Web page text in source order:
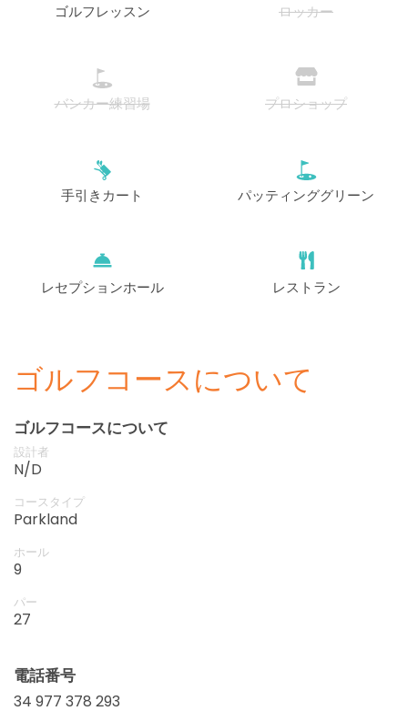
ゴルフレッスン ロッカー
バンカー練習場 プロショップ
手引きカート パッティンググリーン
レセプションホール レストラン
ゴルフコースについて
ゴルフコースについて
設計者
N/D
コースタイプ
Parkland
ホール
9
パー
27
電話番号
34 977 378 293